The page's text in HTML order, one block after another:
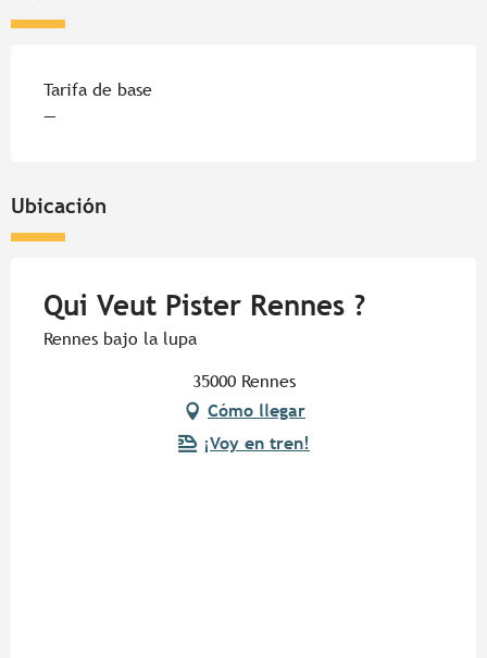
Tarifas 2026
Tarifa de base
—
Ubicación
Qui Veut Pister Rennes ?
Rennes bajo la lupa
35000 Rennes
Cómo llegar
¡Voy en tren!